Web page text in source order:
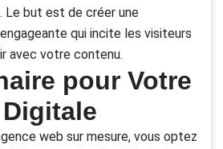
Le but est de créer une
qui incite les visiteurs
avec votre contenu.
pour Votre
web sur mesure, vous optez